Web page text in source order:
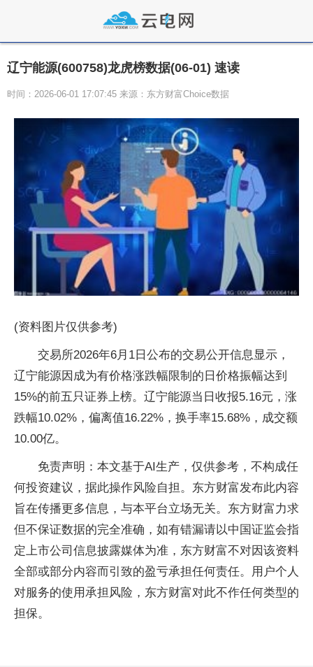
辽宁能源(600758)龙虎榜数据(06-01) 速读
时间：2026-06-01 17:07:45 来源：东方财富Choice数据
(资料图片仅供参考)
交易所2026年6月1日公布的交易公开信息显示，
辽宁能源因成为有价格涨跌幅限制的日价格振幅达到
15%的前五只证券上榜。辽宁能源当日收报5.16元，涨
跌幅10.02%，偏离值16.22%，换手率15.68%，成交额
10.00亿。
免责声明：本文基于AI生产，仅供参考，不构成任
何投资建议，据此操作风险自担。东方财富发布此内容
旨在传播更多信息，与本平台立场无关。东方财富力求
但不保证数据的完全准确，如有错漏请以中国证监会指
定上市公司信息披露媒体为准，东方财富不对因该资料
全部或部分内容而引致的盈亏承担任何责任。用户个人
对服务的使用承担风险，东方财富对此不作任何类型的
担保。